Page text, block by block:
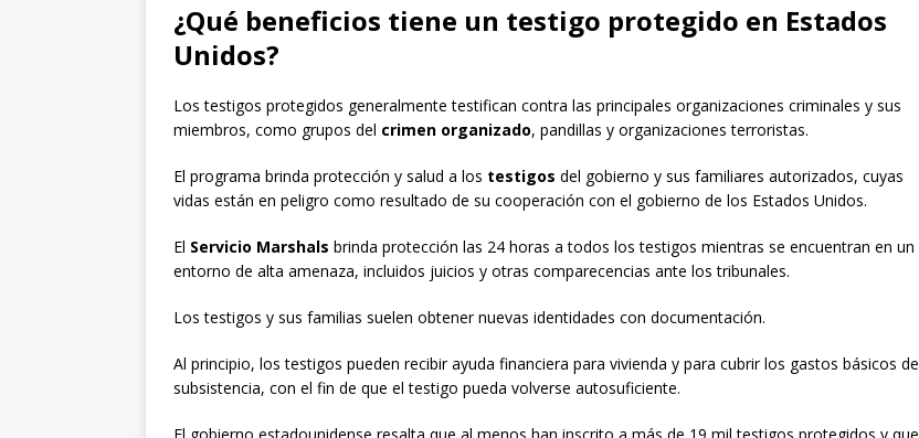
¿Qué beneficios tiene un testigo protegido en Estados
Unidos?
Los testigos protegidos generalmente testifican contra las principales organizaciones criminales y sus
miembros, como grupos del crimen organizado, pandillas y organizaciones terroristas.
El programa brinda protección y salud a los testigos del gobierno y sus familiares autorizados, cuyas
vidas están en peligro como resultado de su cooperación con el gobierno de los Estados Unidos.
El Servicio Marshals brinda protección las 24 horas a todos los testigos mientras se encuentran en un
entorno de alta amenaza, incluidos juicios y otras comparecencias ante los tribunales.
Los testigos y sus familias suelen obtener nuevas identidades con documentación.
Al principio, los testigos pueden recibir ayuda financiera para vivienda y para cubrir los gastos básicos de
subsistencia, con el fin de que el testigo pueda volverse autosuficiente.